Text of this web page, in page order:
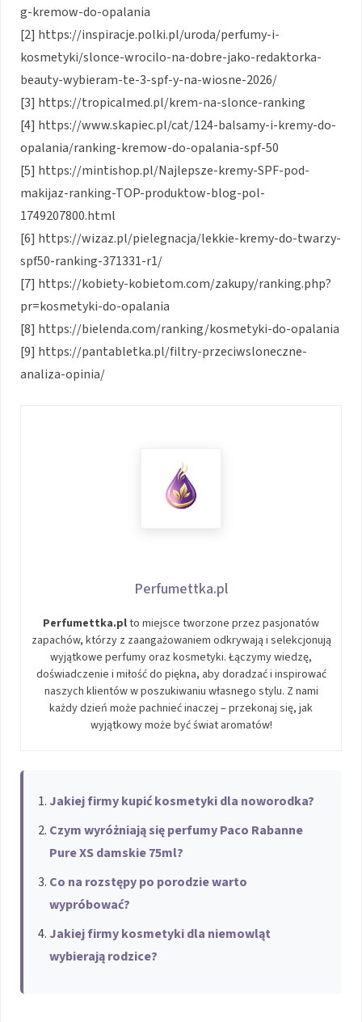
g-kremow-do-opalania
[2] https://inspiracje.polki.pl/uroda/perfumy-i-
kosmetyki/slonce-wrocilo-na-dobre-jako-redaktorka-
beauty-wybieram-te-3-spf-y-na-wiosne-2026/
[3] https://tropicalmed.pl/krem-na-slonce-ranking
[4] https://www.skapiec.pl/cat/124-balsamy-i-kremy-do-
opalania/ranking-kremow-do-opalania-spf-50
[5] https://mintishop.pl/Najlepsze-kremy-SPF-pod-
makijaz-ranking-TOP-produktow-blog-pol-
1749207800.html
[6] https://wizaz.pl/pielegnacja/lekkie-kremy-do-twarzy-
spf50-ranking-371331-r1/
[7] https://kobiety-kobietom.com/zakupy/ranking.php?
pr=kosmetyki-do-opalania
[8] https://bielenda.com/ranking/kosmetyki-do-opalania
[9] https://pantabletka.pl/filtry-przeciwsloneczne-
analiza-opinia/
Perfumettka.pl
Perfumettka.plto miejsce tworzone przez pasjonatów
zapachów, którzy z zaangażowaniem odkrywają i selekcjonują
wyjątkowe perfumy oraz kosmetyki. Łączymy wiedzę,
doświadczenie i miłość do piękna, aby doradzać i inspirować
naszych klientów w poszukiwaniu własnego stylu. Z nami
każdy dzień może pachnieć inaczej – przekonaj się, jak
wyjątkowy może być świat aromatów!
Jakiej firmy kupić kosmetyki dla noworodka?
Czym wyróżniają się perfumy Paco Rabanne
Pure XS damskie 75ml?
Co na rozstępy po porodzie warto
wypróbować?
Jakiej firmy kosmetyki dla niemowląt
wybierają rodzice?